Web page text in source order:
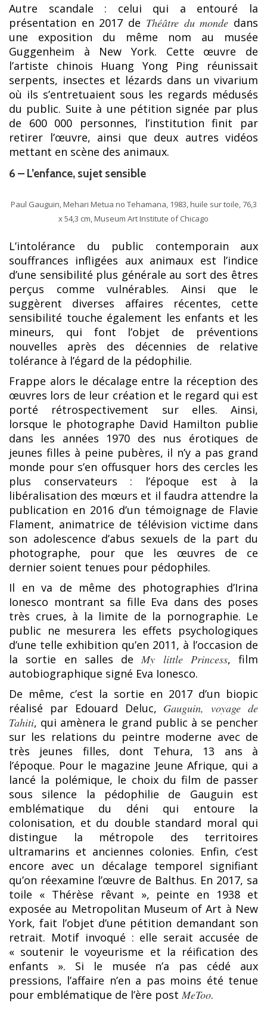
Autre scandale : celui qui a entouré la
présentation en 2017 de Théâtre du monde dans
une exposition du même nom au musée
Guggenheim à New York. Cette œuvre de
l’artiste chinois Huang Yong Ping réunissait
serpents, insectes et lézards dans un vivarium
où ils s’entretuaient sous les regards médusés
du public. Suite à une pétition signée par plus
de 600 000 personnes, l’institution finit par
retirer l’œuvre, ainsi que deux autres vidéos
mettant en scène des animaux.
6 – L’enfance, sujet sensible
Paul Gauguin, Mehari Metua no Tehamana, 1983, huile sur toile, 76,3
x 54,3 cm, Museum Art Institute of Chicago
L’intolérance du public contemporain aux
souffrances infligées aux animaux est l’indice
d’une sensibilité plus générale au sort des êtres
perçus comme vulnérables. Ainsi que le
suggèrent diverses affaires récentes, cette
sensibilité touche également les enfants et les
mineurs, qui font l’objet de préventions
nouvelles après des décennies de relative
tolérance à l’égard de la pédophilie.
Frappe alors le décalage entre la réception des
œuvres lors de leur création et le regard qui est
porté rétrospectivement sur elles. Ainsi,
lorsque le photographe David Hamilton publie
dans les années 1970 des nus érotiques de
jeunes filles à peine pubères, il n’y a pas grand
monde pour s’en offusquer hors des cercles les
plus conservateurs : l’époque est à la
libéralisation des mœurs et il faudra attendre la
publication en 2016 d’un témoignage de Flavie
Flament, animatrice de télévision victime dans
son adolescence d’abus sexuels de la part du
photographe, pour que les œuvres de ce
dernier soient tenues pour pédophiles.
Il en va de même des photographies d’Irina
Ionesco montrant sa fille Eva dans des poses
très crues, à la limite de la pornographie. Le
public ne mesurera les effets psychologiques
d’une telle exhibition qu’en 2011, à l’occasion de
la sortie en salles deMy little Princess, film
autobiographique signé Eva Ionesco.
De même, c’est la sortie en 2017 d’un biopic
réalisé par Edouard Deluc, Gauguin, voyage de
Tahiti, qui amènera le grand public à se pencher
sur les relations du peintre moderne avec de
très jeunes filles, dont Tehura, 13 ans à
l’époque. Pour le magazine Jeune Afrique, qui a
lancé la polémique, le choix du film de passer
sous silence la pédophilie de Gauguin est
emblématique du déni qui entoure la
colonisation, et du double standard moral qui
distingue la métropole des territoires
ultramarins et anciennes colonies. Enfin, c’est
encore avec un décalage temporel signifiant
qu’on réexamine l’œuvre de Balthus. En 2017, sa
toile « Thérèse rêvant », peinte en 1938 et
exposée au Metropolitan Museum of Art à New
York, fait l’objet d’une pétition demandant son
retrait. Motif invoqué : elle serait accusée de
« soutenir le voyeurisme et la réification des
enfants ». Si le musée n’a pas cédé aux
pressions, l’affaire n’en a pas moins été tenue
pour emblématique de l’ère post MeToo.